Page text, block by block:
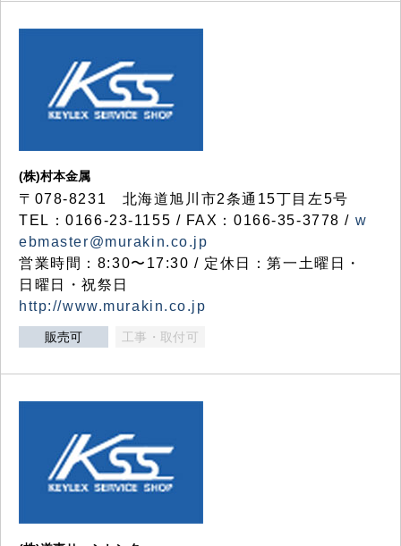
(株)村本金属
〒078-8231 北海道旭川市2条通15丁目左5号
TEL：0166-23-1155 / FAX：0166-35-3778 / w
ebmaster@murakin.co.jp
営業時間：8:30〜17:30 / 定休日：第一土曜日・
日曜日・祝祭日
http://www.murakin.co.jp
販売可 工事・取付可